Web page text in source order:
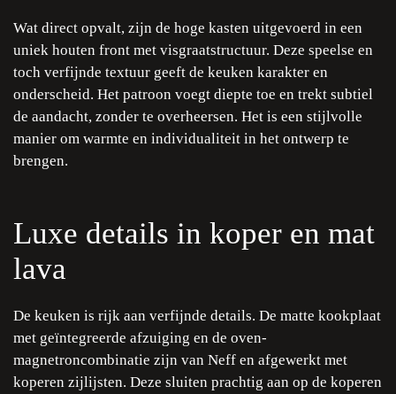
Wat direct opvalt, zijn de hoge kasten uitgevoerd in een
uniek houten front met visgraatstructuur. Deze speelse en
toch verfijnde textuur geeft de keuken karakter en
onderscheid. Het patroon voegt diepte toe en trekt subtiel
de aandacht, zonder te overheersen. Het is een stijlvolle
manier om warmte en individualiteit in het ontwerp te
brengen.
Luxe details in koper en mat
lava
De keuken is rijk aan verfijnde details. De matte kookplaat
met geïntegreerde afzuiging en de oven-
magnetroncombinatie zijn van Neff en afgewerkt met
koperen zijlijsten. Deze sluiten prachtig aan op de koperen